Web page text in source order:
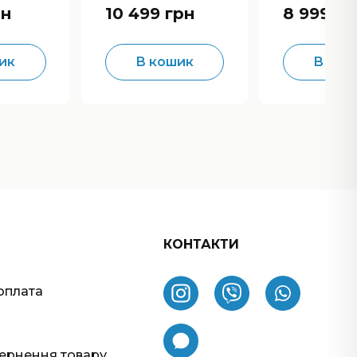
10 499 грн
В кошик
8 999
В
КОНТАКТИ